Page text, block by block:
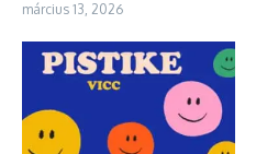
március 13, 2026